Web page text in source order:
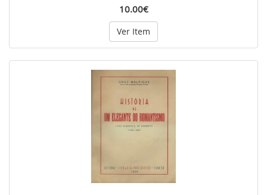
10.00€
Ver Item